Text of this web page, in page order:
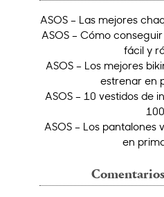
ASOS – Las mejores
ASOS – Cómo
fácil y
ASOS – Los mejores
estrenar en
ASOS – 10 vestidos de
100
ASOS – Los pantalones
en